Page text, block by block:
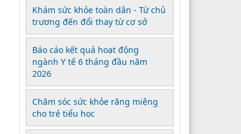
Khám sức khỏe toàn dân - Từ chủ
trương đến đổi thay từ cơ sở
Báo cáo kết quả hoạt động
ngành Y tế 6 tháng đầu năm
2026
Chăm sóc sức khỏe răng miệng
cho trẻ tiểu học